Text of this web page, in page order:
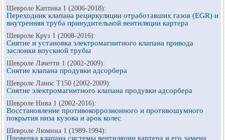
Шевроле Каптива 1 (2006-2018):
Переходник клапана рециркуляции отработавших газов (EGR) и
внутренняя труба принудительной вентиляции картера
Шевроле Круз 1 (2008-2016):
Снятие и установка электромагнитного клапана привода
заслонки впускной трубы
Шевроле Лачетти 1 (2002-2009):
Снятие клапана продувки адсорбера
Шевроле Ланос Т150 (2002-2009):
Снятие электромагнитного клапана продувки адсорбера
Шевроле Нива 1 (2002-2016):
Восстановление противокоррозионного и противошумного
покрытия низа кузова и арок колес
Шевроле Люмина 1 (1989-1994):
Проверка клапана системы вентиляции картера и его замена